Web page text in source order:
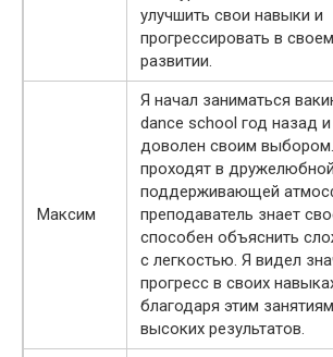
улучшить свои навыки и
прогрессировать в
развитии.
Максим
Я начал заниматься
dance school год назад
доволен своим
проходят в
поддерживающей
преподаватель знает
способен объяснить
с легкостью. Я видел
прогресс в своих
благодаря этим
высоких результатов.